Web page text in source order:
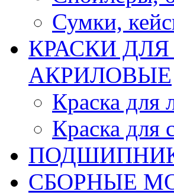
Сумки,
КРАСКИ
АКРИЛОВЫЕ
Краска для
Краска для
CБОРНЫЕ